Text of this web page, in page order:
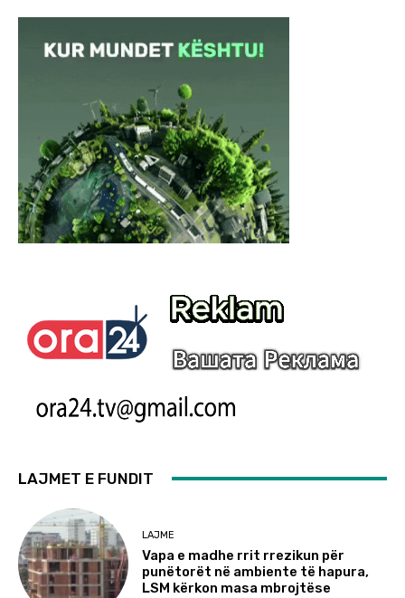
LAJMET E FUNDIT
LAJME
Vapa e madhe rrit rrezikun për
punëtorët në ambiente të hapura,
LSM kërkon masa mbrojtëse